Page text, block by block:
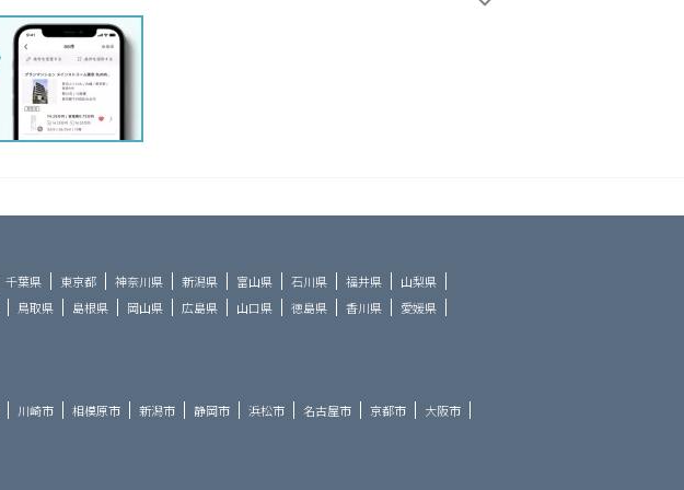
千葉県 東京都 神奈川県 新潟県 富山県 石川県 福井県
山梨県
鳥取県 島根県 岡山県 広島県 山口県 徳島県 香川県
愛媛県
川崎市 相模原市 新潟市 静岡市 浜松市 名古屋市 京都市
大阪市